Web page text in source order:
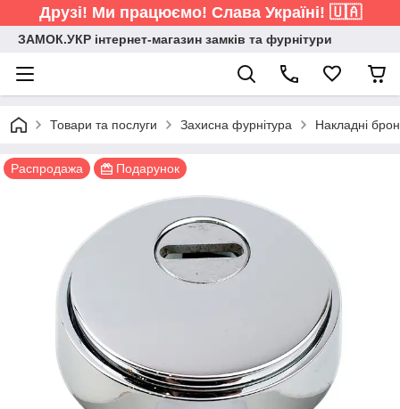
Друзі! Ми працюємо! Слава Україні! 🇺🇦
ЗАМОК.УКР інтернет-магазин замків та фурнітури
Товари та послуги Захисна фурнітура Накладні
Распродажа Подарунок